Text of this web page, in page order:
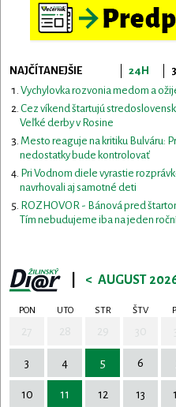
NAJČÍTANEJŠIE 24H
Vychylovka rozvonia medom a
Cez víkend štartujú
Veľké derby v Rosine
Mesto reaguje na kritiku Bulváru:
nedostatky bude kontrolovať
Pri Vodnom diele vyrastie
navrhovali aj samotné deti
ROZHOVOR - Bánová pred
Tím nebudujeme iba na jeden
< AUGUST
PON UTO STR ŠTV
3 4 5 6
10 11 12 13